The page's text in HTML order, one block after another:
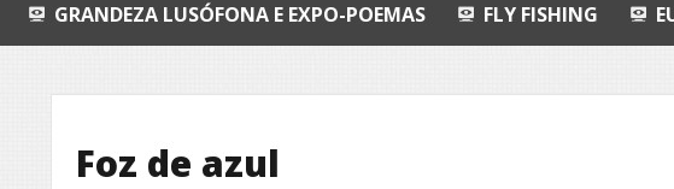
LUSÓFONA E EXPO-POEMAS FLY FISHING EU JURO QUE VI!
Foz de azul